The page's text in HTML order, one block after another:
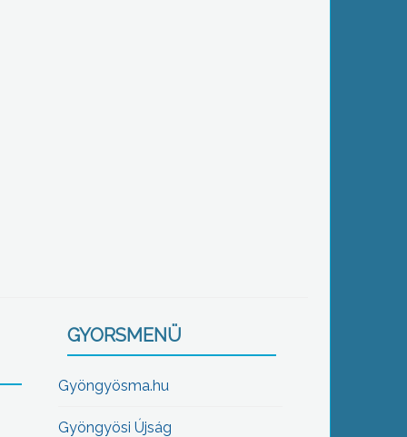
GYORSMENÜ
Gyöngyösma.hu
Gyöngyösi Újság